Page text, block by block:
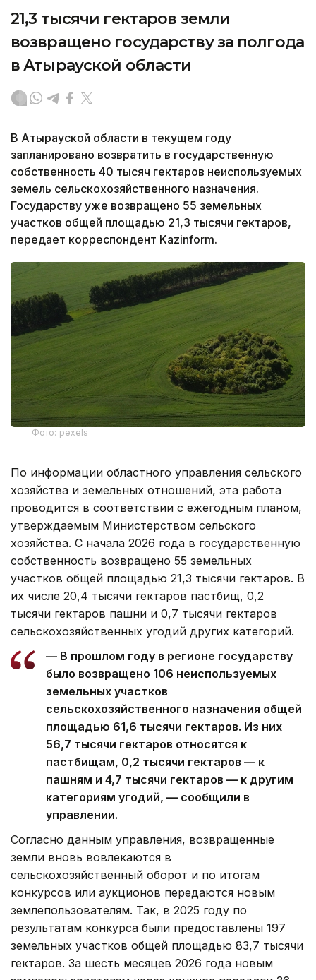
21,3 тысячи гектаров земли
возвращено государству за полгода
в Атырауской области
В Атырауской области в текущем году
запланировано возвратить в государственную
собственность 40 тысяч гектаров неиспользуемых
земель сельскохозяйственного назначения.
Государству уже возвращено 55 земельных
участков общей площадью 21,3 тысячи гектаров,
передает корреспондент Kazinform.
Фото: pexels
По информации областного управления сельского
хозяйства и земельных отношений, эта работа
проводится в соответствии с ежегодным планом,
утверждаемым Министерством сельского
хозяйства. С начала 2026 года в государственную
собственность возвращено 55 земельных
участков общей площадью 21,3 тысячи гектаров. В
их числе 20,4 тысячи гектаров пастбищ, 0,2
тысячи гектаров пашни и 0,7 тысячи гектаров
сельскохозяйственных угодий других категорий.
— В прошлом году в регионе государству
было возвращено 106 неиспользуемых
земельных участков
сельскохозяйственного назначения общей
площадью 61,6 тысячи гектаров. Из них
56,7 тысячи гектаров относятся к
пастбищам, 0,2 тысячи гектаров — к
пашням и 4,7 тысячи гектаров — к другим
категориям угодий, — сообщили в
управлении.
Согласно данным управления, возвращенные
земли вновь вовлекаются в
сельскохозяйственный оборот и по итогам
конкурсов или аукционов передаются новым
землепользователям. Так, в 2025 году по
результатам конкурса были предоставлены 197
земельных участков общей площадью 83,7 тысячи
гектаров. За шесть месяцев 2026 года новым